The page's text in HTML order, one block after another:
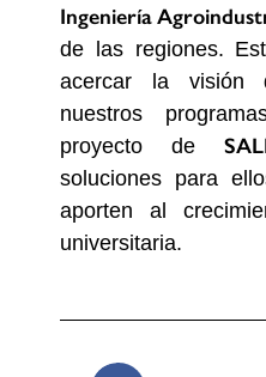
Ingeniería
de las regiones.
acercar la visión
nuestros
proyecto de
soluciones para
aporten al
universitaria.